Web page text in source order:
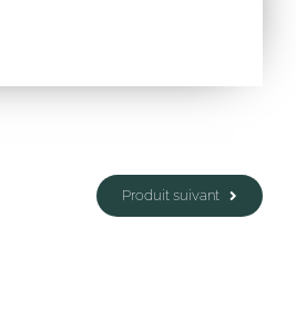
Produit suivant